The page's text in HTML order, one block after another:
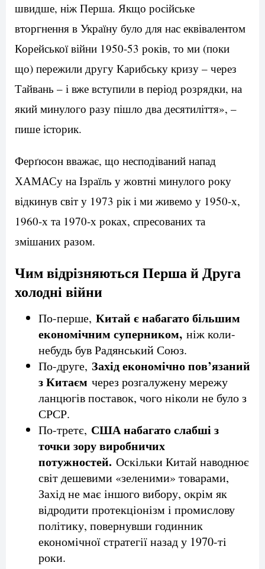
швидше, ніж Перша. Якщо російське
вторгнення в Україну було для нас еквівалентом
Корейської війни 1950-53 років, то ми (поки
що) пережили другу Карибську кризу – через
Тайвань – і вже вступили в період розрядки, на
який минулого разу пішло два десятиліття», –
пише історик.
Ферґюсон вважає, що несподіваний напад
ХАМАСу на Ізраїль у жовтні минулого року
відкинув світ у 1973 рік і ми живемо у 1950-х,
1960-х та 1970-х роках, спресованих та
змішаних разом.
Чим відрізняються Перша й Друга
холодні війни
По-перше, Китай є набагато більшим
економічним суперником, ніж коли-
небудь був Радянський Союз.
По-друге, Захід економічно пов’язаний
з Китаєм через розгалужену мережу
ланцюгів поставок, чого ніколи не було з
СРСР.
По-третє, США набагато слабші з
точки зору виробничих
потужностей. Оскільки Китай наводнює
світ дешевими «зеленими» товарами,
Захід не має іншого вибору, окрім як
відродити протекціонізм і промислову
політику, повернувши годинник
економічної стратегії назад у 1970-ті
роки.